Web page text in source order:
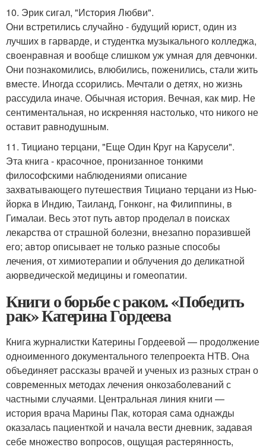
10. Эрик сигал, "История Любви".
Они встретились случайно - будущий юрист, один из
лучших в гарварде, и студентка музыкального колледжа,
своенравная и вообще слишком уж умная для девчонки.
Они познакомились, влюбились, поженились, стали жить
вместе. Иногда ссорились. Мечтали о детях, но жизнь
рассудила иначе. Обычная история. Вечная, как мир. Не
сентиментальная, но искренняя настолько, что никого не
оставит равнодушным.
11. Тициано терцани, "Еще Один Круг на Карусели".
Эта книга - красочное, пронизанное тонкими
философскими наблюдениями описание
захватывающего путешествия Тициано терцани из Нью-
йорка в Индию, Таиланд, Гонконг, на Филиппины, в
Гималаи. Весь этот путь автор проделал в поисках
лекарства от страшной болезни, внезапно поразившей
его; автор описывает не только разные способы
лечения, от химиотерапии и облучения до деликатной
аюрведической медицины и гомеопатии.
Книги о борьбе с раком. «Победить
рак» Катерина Гордеева
Книга журналистки Катерины Гордеевой — продолжение
одноименного документального телепроекта НТВ. Она
объединяет рассказы врачей и ученых из разных стран о
современных методах лечения онкозаболеваний с
частными случаями. Центральная линия книги —
история врача Марины Пак, которая сама однажды
оказалась пациенткой и начала вести дневник, задавая
себе множество вопросов, ощущая растерянность,